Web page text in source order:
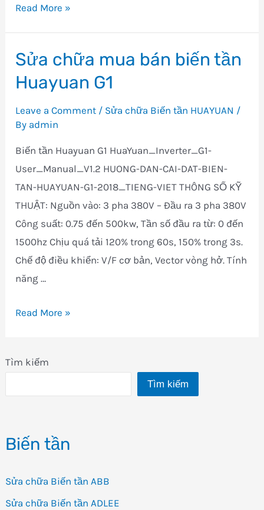
Tìm kiếm
Tìm kiếm
Biến tần
Sửa chữa Biến tần ABB
Sửa chữa Biến tần ADLEE
Sửa
bán
biến
Huayuan
Read More »
Sửa chữa mua bán biến tần
Huayuan G1
Leave a Comment / Sửa chữa Biến tần HUAYUAN /
By admin
Biến tần Huayuan G1 HuaYuan_Inverter_G1-
User_Manual_V1.2 HUONG-DAN-CAI-DAT-BIEN-
TAN-HUAYUAN-G1-2018_TIENG-VIET THÔNG SỐ KỸ
THUẬT: Nguồn vào: 3 pha 380V – Đầu ra 3 pha 380V
Công suất: 0.75 đến 500kw, Tần số đầu ra từ: 0 đến
1500hz Chịu quá tải 120% trong 60s, 150% trong 3s.
Chế độ điều khiển: V/F cơ bản, Vector vòng hở. Tính
năng …
Sửa
bán
G1
Read More »